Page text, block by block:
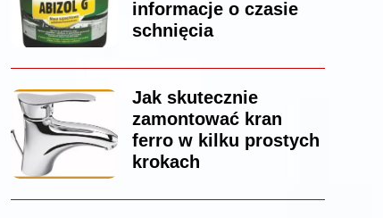
informacje o czasie
schnięcia
Jak skutecznie
zamontować kran
ferro w kilku prostych
krokach